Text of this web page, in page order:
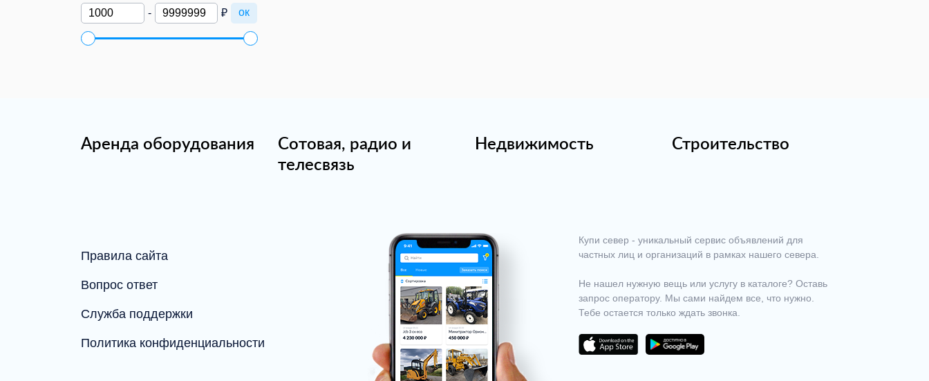
- ₽ ок
Аренда оборудования
Сотовая, радио и
телесвязь
Недвижимость Строительство
Правила сайта
Вопрос ответ
Служба поддержки
Политика конфиденциальности
Купи север - уникальный сервис объявлений для
частных лиц и организаций в рамках нашего севера.
Не нашел нужную вещь или услугу в каталоге? Оставь
запрос оператору. Мы сами найдем все, что нужно.
Тебе остается только ждать звонка.